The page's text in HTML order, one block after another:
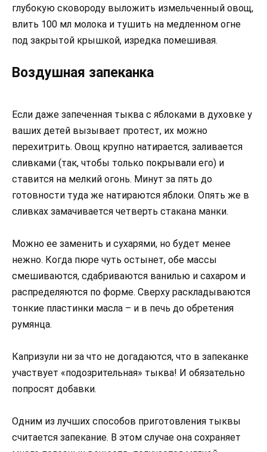
глубокую сковороду выложить измельченный овощ,
влить 100 мл молока и тушить на медленном огне
под закрытой крышкой, изредка помешивая.
Воздушная запеканка
Если даже запеченная тыква с яблоками в духовке у
ваших детей вызывает протест, их можно
перехитрить. Овощ крупно натирается, заливается
сливками (так, чтобы только покрывали его) и
ставится на мелкий огонь. Минут за пять до
готовности туда же натираются яблоки. Опять же в
сливках замачивается четверть стакана манки.
Можно ее заменить и сухарями, но будет менее
нежно. Когда пюре чуть остынет, обе массы
смешиваются, сдабриваются ванилью и сахаром и
распределяются по форме. Сверху раскладываются
тонкие пластинки масла – и в печь до обретения
румянца.
Капризули ни за что не догадаются, что в запеканке
участвует «подозрительная» тыква! И обязательно
попросят добавки.
Одним из лучших способов приготовления тыквы
считается запекание. В этом случае она сохраняет